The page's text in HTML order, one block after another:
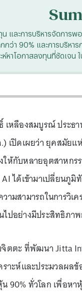
น และการบริหารจัดกา
ว่า 90% และการบริห
หาโอกาสลงทุนที่ชัดเจน
เหลืองสมบูรณ์ ประธ
เปิดเผยว่า ยุคสมัย
ให้กับหลายอุตสาหกร
ได้เข้ามาเปลี่ยนภู
ามสามารถในการวิเ
ไปอย่างมีประสิทธิภา
จิตตะ ที่พัฒนา Jitta
ราะห์และประมวลผ
90% ทั่วโลก เพื่อห